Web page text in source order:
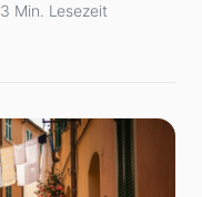
3 Min. Lesezeit